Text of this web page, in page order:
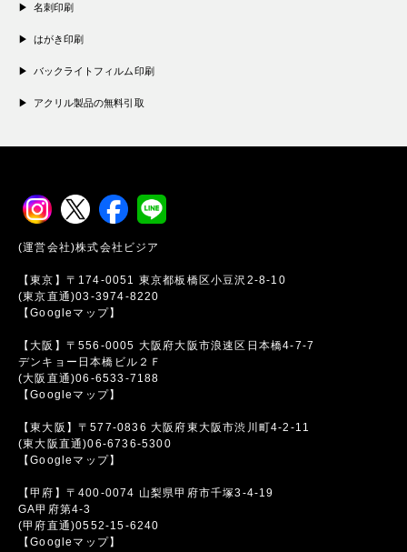
名刺印刷
はがき印刷
バックライトフィルム印刷
アクリル製品の無料引取
(運営会社)株式会社ビジア
【東京】〒174-0051 東京都板橋区小豆沢2-8-10
(東京直通)03-3974-8220
【Googleマップ】
【大阪】〒556-0005 大阪府大阪市浪速区日本橋4-7-7
デンキョー日本橋ビル２Ｆ
(大阪直通)06-6533-7188
【Googleマップ】
【東大阪】〒577-0836 大阪府東大阪市渋川町4-2-11
(東大阪直通)06-6736-5300
【Googleマップ】
【甲府】〒400-0074 山梨県甲府市千塚3-4-19
GA甲府第4-3
(甲府直通)0552-15-6240
【Googleマップ】